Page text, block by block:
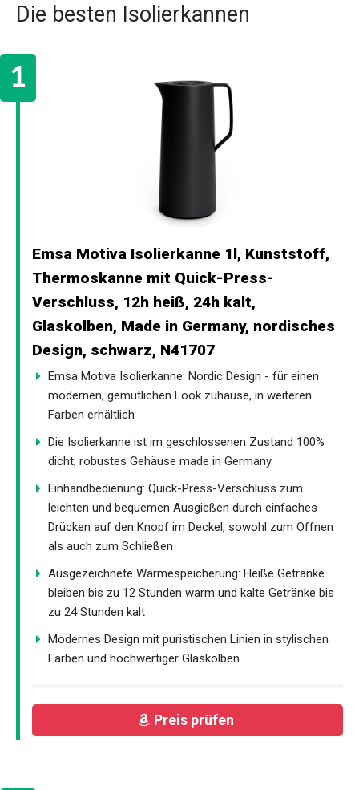
Die besten Isolierkannen
Emsa Motiva Isolierkanne 1l, Kunststoff,
Thermoskanne mit Quick-Press-
Verschluss, 12h heiß, 24h kalt,
Glaskolben, Made in Germany, nordisches
Design, schwarz, N41707
Emsa Motiva Isolierkanne: Nordic Design - für einen
modernen, gemütlichen Look zuhause, in weiteren
Farben erhältlich
Die Isolierkanne ist im geschlossenen Zustand 100%
dicht; robustes Gehäuse made in Germany
Einhandbedienung: Quick-Press-Verschluss zum
leichten und bequemen Ausgießen durch einfaches
Drücken auf den Knopf im Deckel, sowohl zum Öffnen
als auch zum Schließen
Ausgezeichnete Wärmespeicherung: Heiße Getränke
bleiben bis zu 12 Stunden warm und kalte Getränke bis
zu 24 Stunden kalt
Modernes Design mit puristischen Linien in stylischen
Farben und hochwertiger Glaskolben
Preis prüfen